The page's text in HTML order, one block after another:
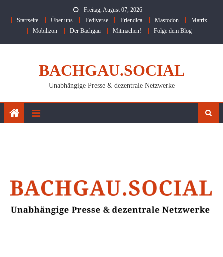
Freitag, August 07, 2026
Startseite
Über uns Fediverse Friendica Mastodon
Matrix
Mobilizon
Der Bachgau Mitmachen! Folge dem Blog
BACHGAU.SOCIAL
Unabhängige Presse & dezentrale Netzwerke